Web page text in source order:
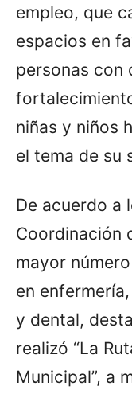
empleo, que
espacios en
personas con
niñas y niños
el tema de su
De acuerdo a
Coordinación
mayor
en
y dental,
realizó “La
Municipal”, a